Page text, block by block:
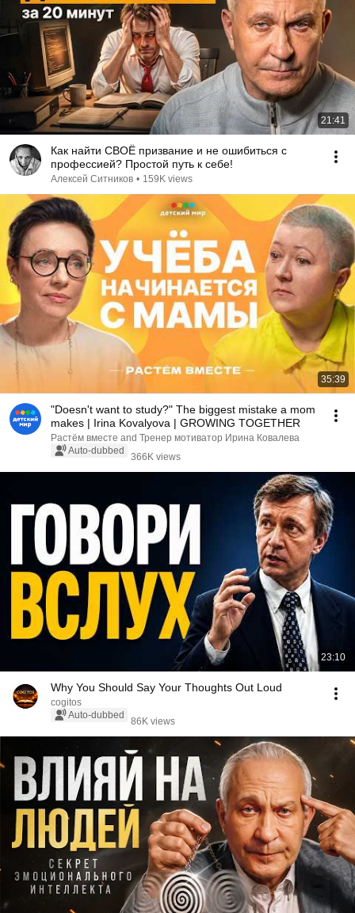
21:41
Как найти СВОЁ призвание и не ошибиться с
профессией? Простой путь к себе!
Алексей Ситников • 159K views
35:39
"Doesn't want to study?" The biggest mistake a mom
makes | Irina Kovalyova | GROWING TOGETHER
Растём вместе and Тренер мотиватор Ирина Ковалева
Auto-dubbed
366K views
23:10
Why You Should Say Your Thoughts Out Loud
cogitos
Auto-dubbed
86K views